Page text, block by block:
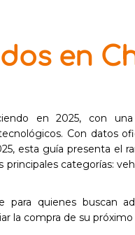
en
en 2025, con
Con datos
esta guía presenta el
principales categorías:
para quienes buscan
la compra de su próximo